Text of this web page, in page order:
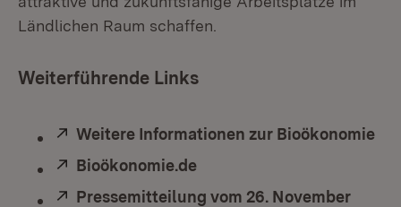
Ländlichen Raum schaffen.
Weiterführende Links
Extern:
Weitere Informationen zur Bioökonomie
Extern:
Bioökonomie.de
Extern:
Pressemitteilung vom 26. November